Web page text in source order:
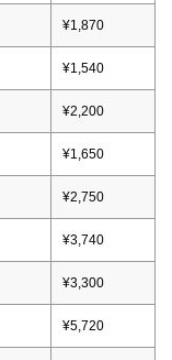
¥1,870
¥1,540
¥2,200
¥1,650
¥2,750
¥3,740
¥3,300
¥5,720